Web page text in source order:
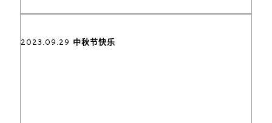
2023.09.29 中秋节快乐